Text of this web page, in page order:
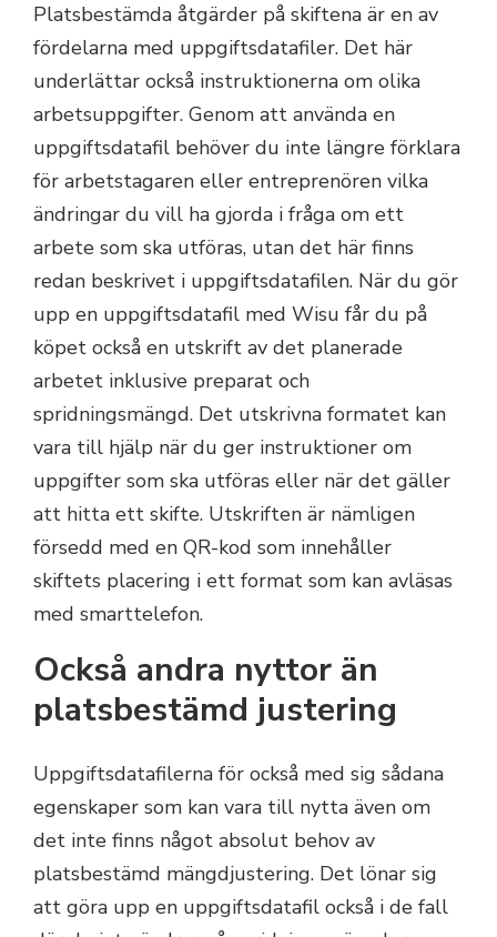
Platsbestämda åtgärder på skiftena är en av
fördelarna med uppgiftsdatafiler. Det här
underlättar också instruktionerna om olika
arbetsuppgifter. Genom att använda en
uppgiftsdatafil behöver du inte längre förklara
för arbetstagaren eller entreprenören vilka
ändringar du vill ha gjorda i fråga om ett
arbete som ska utföras, utan det här finns
redan beskrivet i uppgiftsdatafilen. När du gör
upp en uppgiftsdatafil med Wisu får du på
köpet också en utskrift av det planerade
arbetet inklusive preparat och
spridningsmängd. Det utskrivna formatet kan
vara till hjälp när du ger instruktioner om
uppgifter som ska utföras eller när det gäller
att hitta ett skifte. Utskriften är nämligen
försedd med en QR-kod som innehåller
skiftets placering i ett format som kan avläsas
med smarttelefon.
Också andra nyttor än
platsbestämd justering
Uppgiftsdatafilerna för också med sig sådana
egenskaper som kan vara till nytta även om
det inte finns något absolut behov av
platsbestämd mängdjustering. Det lönar sig
att göra upp en uppgiftsdatafil också i de fall